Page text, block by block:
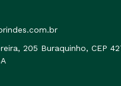
205 Buraquinho, CEP